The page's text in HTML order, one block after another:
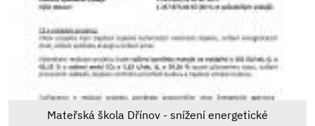
Mateřská škola Dřínov - snížení energetické